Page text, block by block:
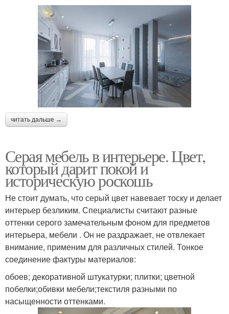
читать дальше →
Серая мебель в интерьере. Цвет,
который дарит покой и
историческую роскошь
Не стоит думать, что серый цвет навевает тоску и делает
интерьер безликим. Специалисты считают разные
оттенки серого замечательным фоном для предметов
интерьера, мебели . Он не раздражает, не отвлекает
внимание, применим для различных стилей. Тонкое
соединение фактуры материалов:
обоев; декоративной штукатурки; плитки; цветной
побелки;обивки мебели;текстиля разными по
насыщенности оттенками.